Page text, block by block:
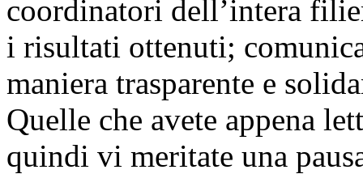
coordinatori dell’intera
i risultati ottenuti;
maniera trasparente e
Quelle che avete appena
quindi vi meritate una